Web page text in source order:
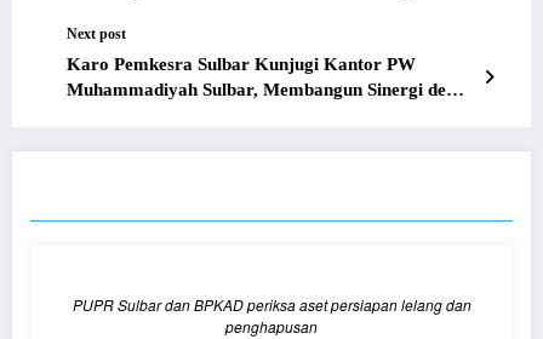
Next post
Karo Pemkesra Sulbar Kunjugi Kantor PW
Muhammadiyah Sulbar, Membangun Sinergi demi
PUPR Sulbar dan BPKAD periksa aset persiapan lelang dan
penghapusan